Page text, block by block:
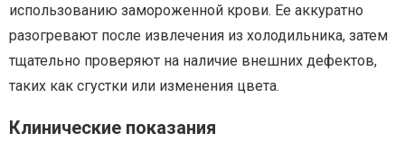
использованию замороженной крови. Ее аккуратно
разогревают после извлечения из холодильника, затем
тщательно проверяют на наличие внешних дефектов,
таких как сгустки или изменения цвета.
Клинические показания